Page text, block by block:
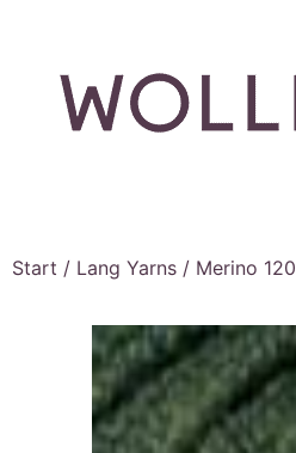
Start / Lang Yarns / Merino 120